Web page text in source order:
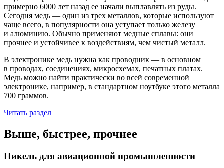
примерно 6000 лет назад ее начали выплавлять из руды.
Сегодня медь — один из трех металлов, которые используют
чаще всего, в популярности она уступает только железу
и алюминию. Обычно применяют медные сплавы: они
прочнее и устойчивее к воздействиям, чем чистый металл.
В электронике медь нужна как проводник — в основном
в проводах, соединениях, микросхемах, печатных платах.
Медь можно найти практически во всей современной
электронике, например, в стандартном ноутбуке этого металла
700 граммов.
Читать раздел
Выше, быстрее, прочнее
Никель для авиационной промышленности